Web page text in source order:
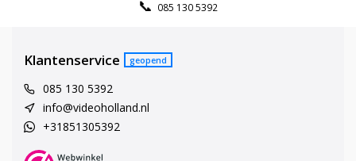
085 130 5392
Klantenservice geopend
085 130 5392
info@videoholland.nl
+31851305392